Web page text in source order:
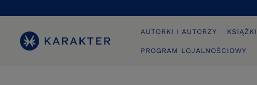
AUTORKI I AUTORZY KSIĄŻKI
PROGRAM LOJALNOŚCIOWY